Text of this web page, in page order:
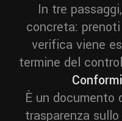
In tre
concreta:
verifica viene
termine del
È un documento
trasparenza